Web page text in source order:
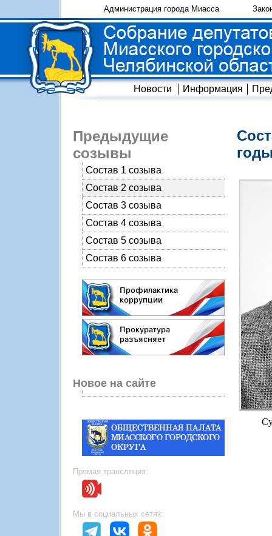
Администрация города Миасса
Новости Информация
Предыдущие
созывы
Состав 1 созыва
Состав 2 созыва
Состав 3 созыва
Состав 4 созыва
Состав 5 созыва
Состав 6 созыва
Новое на сайте
Прямая трансляция:
Мы в социальных сетях: